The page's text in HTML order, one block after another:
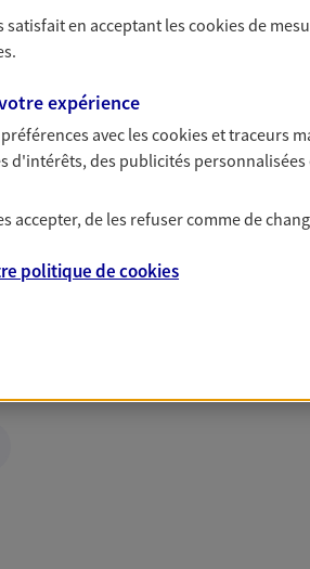
dans vos projets de vie tout au long
ainsi que nous concevons notre métier :
la proximité. C'est en apprenant à vous
ogoon
exclusif de 8% sur vos primes
satisfait en acceptant lescookiesde
expérience
avec lescookies et traceurs
d'intérêts, des publicités
accepter, de les refuser comme de
politique decookies